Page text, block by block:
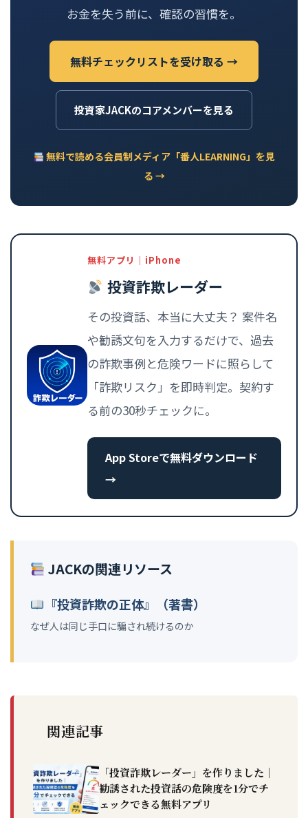
お金を失う前に、確認の習慣を。
無料チェックリストを受け取る →
投資家JACKのコアメンバーを見る
無料で読める会員制メディア「番人LEARNING」を見
る →
無料アプリ｜iPhone
投資詐欺レーダー
その投資話、本当に大丈夫？ 案件名
や勧誘文句を入力するだけで、過去
の詐欺事例と危険ワードに照らして
「詐欺リスク」を即時判定。契約す
る前の30秒チェックに。
App Storeで無料ダウンロード
→
JACKの関連リソース
『投資詐欺の正体』（著書）
なぜ人は同じ手口に騙され続けるのか
関連記事
「投資詐欺レーダー」を作りました｜
勧誘された投資話の危険度を1分でチ
ェックできる無料アプリ